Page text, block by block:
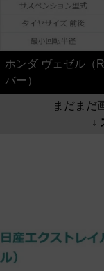
ホンダ ヴェゼル（
バー）
まだまだ
↓